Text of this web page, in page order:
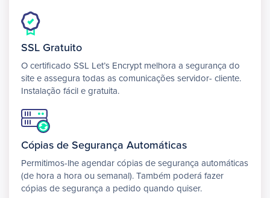
SSL Gratuito
O certificado SSL Let’s Encrypt melhora a segurança do
site e assegura todas as comunicações servidor- cliente.
Instalação fácil e gratuita.
Cópias de Segurança Automáticas
Permitimos-lhe agendar cópias de segurança automáticas
(de hora a hora ou semanal). Também poderá fazer
cópias de segurança a pedido quando quiser.